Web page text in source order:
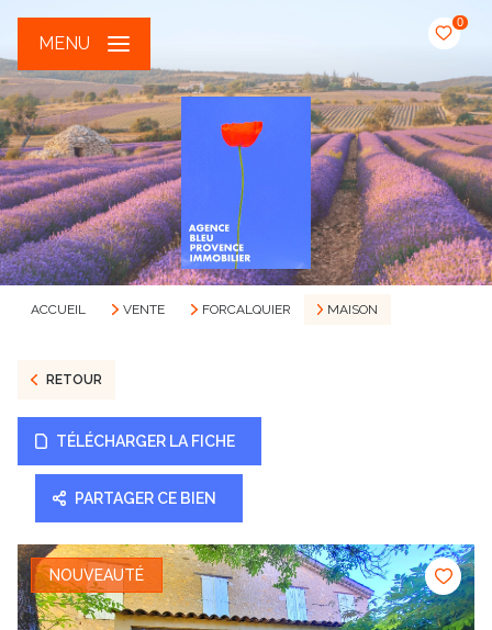
0
MENU
ACCUEIL VENTE FORCALQUIER MAISON
RETOUR
TÉLÉCHARGER LA FICHE
PARTAGER CE BIEN
NOUVEAUTÉ